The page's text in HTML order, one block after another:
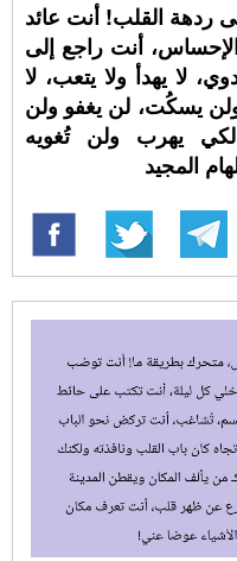
ردهة القلب! أنت عائد
أنت راجع إلى
لا يهدأ ولا يتعب، لا
يسكُت، لن يغفو ولن
يهرب ولن تُغويه
المجيد